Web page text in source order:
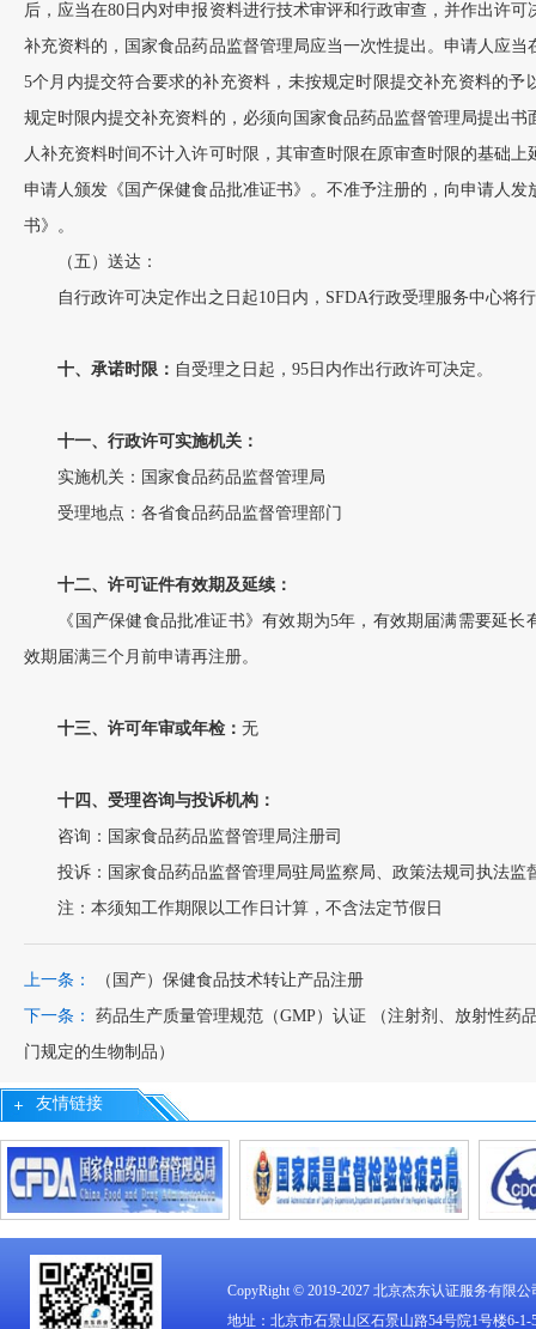
后，应当在80日内对申报资料进行技术审评和行政审查，并作出许
补充资料的，国家食品药品监督管理局应当一次性提出。申请人应当
5个月内提交符合要求的补充资料，未按规定时限提交补充资料的予
规定时限内提交补充资料的，必须向国家食品药品监督管理局提出书
人补充资料时间不计入许可时限，其审查时限在原审查时限的基础上
申请人颁发《国产保健食品批准证书》。不准予注册的，向申请人发
书》。
（五）送达：
自行政许可决定作出之日起10日内，SFDA行政受理服务中心将
十、承诺时限： 自受理之日起，95日内作出行政许可决定。
十一、行政许可实施机关：
实施机关：国家食品药品监督管理局
受理地点：各省食品药品监督管理部门
十二、许可证件有效期及延续：
《国产保健食品批准证书》有效期为5年，有效期届满需要延长
效期届满三个月前申请再注册。
十三、许可年审或年检： 无
十四、受理咨询与投诉机构：
咨询：国家食品药品监督管理局注册司
投诉：国家食品药品监督管理局驻局监察局、政策法规司执法监
注：本须知工作期限以工作日计算，不含法定节假日
上一条：
（国产）保健食品技术转让产品注册
下一条： 药品生产质量管理规范（GMP）认证 （注射剂、放射性药
门规定的生物制品）
友情链接
CopyRight © 2019-2027 北京杰东认证服务有限公
地址：北京市石景山区石景山路54号院1号楼6-1-